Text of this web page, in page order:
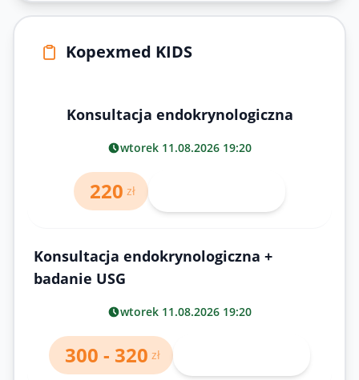
Kopexmed KIDS
Konsultacja endokrynologiczna
wtorek 11.08.2026 19:20
220 zł
Konsultacja endokrynologiczna +
badanie USG
wtorek 11.08.2026 19:20
300 - 320 zł